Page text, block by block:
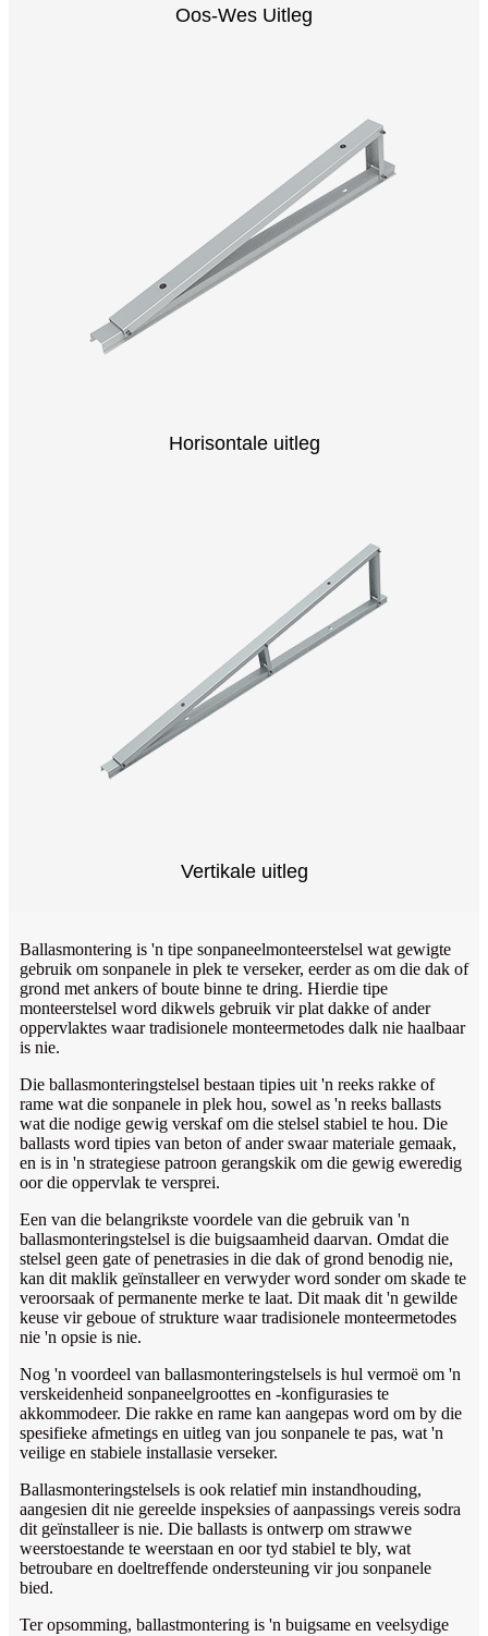
Oos-Wes Uitleg
Horisontale uitleg
Vertikale uitleg
Ballasmontering is 'n tipe sonpaneelmonteerstelsel wat gewigte
gebruik om sonpanele in plek te verseker, eerder as om die dak of
grond met ankers of boute binne te dring. Hierdie tipe
monteerstelsel word dikwels gebruik vir plat dakke of ander
oppervlaktes waar tradisionele monteermetodes dalk nie haalbaar
is nie.
Die ballasmonteringstelsel bestaan ​​tipies uit 'n reeks rakke of
rame wat die sonpanele in plek hou, sowel as 'n reeks ballasts
wat die nodige gewig verskaf om die stelsel stabiel te hou. Die
ballasts word tipies van beton of ander swaar materiale gemaak,
en is in 'n strategiese patroon gerangskik om die gewig eweredig
oor die oppervlak te versprei.
Een van die belangrikste voordele van die gebruik van 'n
ballasmonteringstelsel is die buigsaamheid daarvan. Omdat die
stelsel geen gate of penetrasies in die dak of grond benodig nie,
kan dit maklik geïnstalleer en verwyder word sonder om skade te
veroorsaak of permanente merke te laat. Dit maak dit 'n gewilde
keuse vir geboue of strukture waar tradisionele monteermetodes
nie 'n opsie is nie.
Nog 'n voordeel van ballasmonteringstelsels is hul vermoë om 'n
verskeidenheid sonpaneelgroottes en -konfigurasies te
akkommodeer. Die rakke en rame kan aangepas word om by die
spesifieke afmetings en uitleg van jou sonpanele te pas, wat 'n
veilige en stabiele installasie verseker.
Ballasmonteringstelsels is ook relatief min instandhouding,
aangesien dit nie gereelde inspeksies of aanpassings vereis sodra
dit geïnstalleer is nie. Die ballasts is ontwerp om strawwe
weerstoestande te weerstaan ​​en oor tyd stabiel te bly, wat
betroubare en doeltreffende ondersteuning vir jou sonpanele
bied.
Ter opsomming, ballastmontering is 'n buigsame en veelsydige